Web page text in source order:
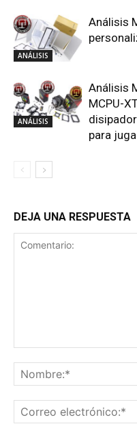
ANÁLISIS
Análisis
ANÁLISIS
Análisis
MCPU-
para
DEJA UNA RESPUESTA